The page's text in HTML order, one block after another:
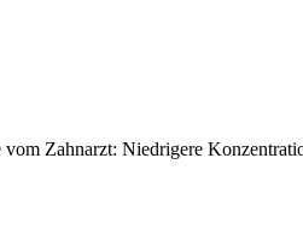
Zahnarzt: Niedrigere